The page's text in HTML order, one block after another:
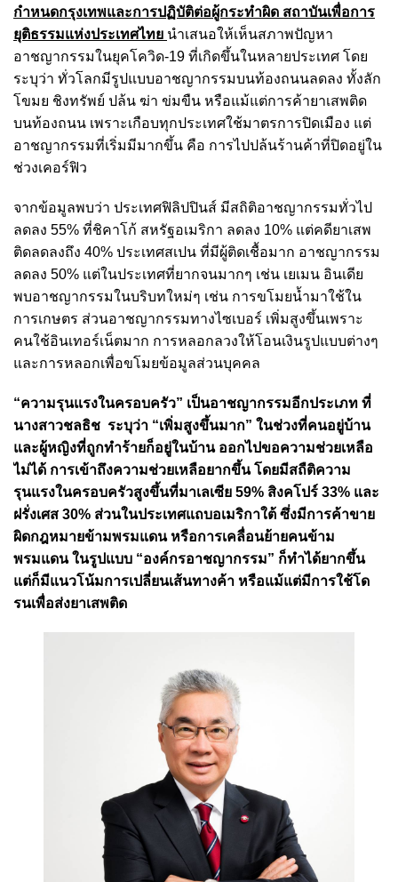
กำหนดกรุงเทพและการปฏิบัติต่อผู้กระทำผิด สถาบันเพื่อการ
ยุติธรรมแห่งประเทศไทย นำเสนอให้เห็นสภาพปัญหา
อาชญากรรมในยุคโควิด-19 ที่เกิดขึ้นในหลายประเทศ โดย
ระบุว่า ทั่วโลกมีรูปแบบอาชญากรรมบนท้องถนนลดลง ทั้งลัก
โขมย ชิงทรัพย์ ปล้น ฆ่า ข่มขืน หรือแม้แต่การค้ายาเสพติด
บนท้องถนน เพราะเกือบทุกประเทศใช้มาตรการปิดเมือง แต่
อาชญากรรมที่เริ่มมีมากขึ้น คือ การไปปล้นร้านค้าที่ปิดอยู่ใน
ช่วงเคอร์ฟิว
จากข้อมูลพบว่า ประเทศฟิลิปปินส์ มีสถิติอาชญากรรมทั่วไป
ลดลง 55% ที่ชิคาโก้ สหรัฐอเมริกา ลดลง 10% แต่คดียาเสพ
ติดลดลงถึง 40% ประเทศสเปน ที่มีผู้ติดเชื้อมาก อาชญากรรม
ลดลง 50% แต่ในประเทศที่ยากจนมากๆ เช่น เยเมน อินเดีย
พบอาชญากรรมในบริบทใหม่ๆ เช่น การขโมยน้ำมาใช้ใน
การเกษตร ส่วนอาชญากรรมทางไซเบอร์ เพิ่มสูงขึ้นเพราะ
คนใช้อินเทอร์เน็ตมาก การหลอกลวงให้โอนเงินรูปแบบต่างๆ
และการหลอกเพื่อขโมยข้อมูลส่วนบุคคล
“ความรุนแรงในครอบครัว” เป็นอาชญากรรมอีกประเภท ที่
นางสาวชลธิช ระบุว่า “เพิ่มสูงขึ้นมาก” ในช่วงที่คนอยู่บ้าน
และผู้หญิงที่ถูกทำร้ายก็อยู่ในบ้าน ออกไปขอความช่วยเหลือ
ไม่ได้ การเข้าถึงความช่วยเหลือยากขึ้น โดยมีสถืติความ
รุนแรงในครอบครัวสูงขึ้นที่มาเลเซีย 59% สิงคโปร์ 33% และ
ฝรั่งเศส 30% ส่วนในประเทศแถบอเมริกาใต้ ซึ่งมีการค้าขาย
ผิดกฎหมายข้ามพรมแดน หรือการเคลื่อนย้ายคนข้าม
พรมแดน ในรูปแบบ “องค์กรอาชญากรรม” ก็ทำได้ยากขึ้น
แต่ก็มีแนวโน้มการเปลี่ยนเส้นทางค้า หรือแม้แต่มีการใช้โด
รนเพื่อส่งยาเสพติด